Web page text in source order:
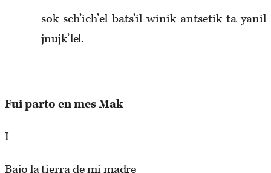
sok sch’ich’el bats’il winik antsetik ta yanil
jnujk’lel.
Fui parto en mes Mak
I
Bajo la tierra de mi madre